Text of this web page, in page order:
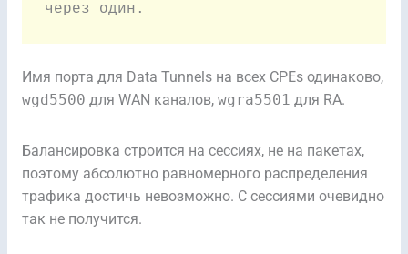
через один.
Имя порта для Data Tunnels на всех CPEs одинаково,
wgd5500 для WAN каналов, wgra5501 для RA.
Балансировка строится на сессиях, не на пакетах,
поэтому абсолютно равномерного распределения
трафика достичь невозможно. С сессиями очевидно
так не получится.